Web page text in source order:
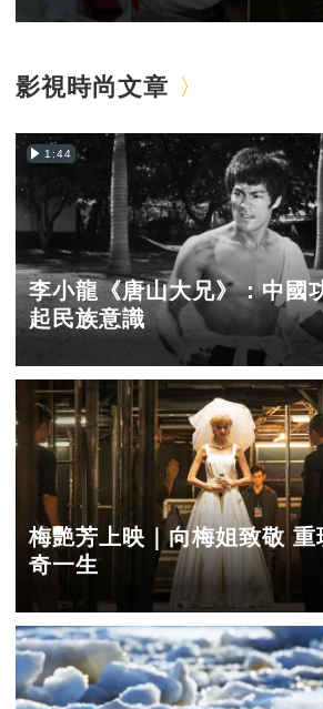
影視時尚文章
1:44
李小龍《唐山大兄》：中國
起民族意識
梅艷芳上映｜向梅姐致敬 重
奇一生